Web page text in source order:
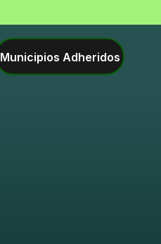
Municipios Adheridos